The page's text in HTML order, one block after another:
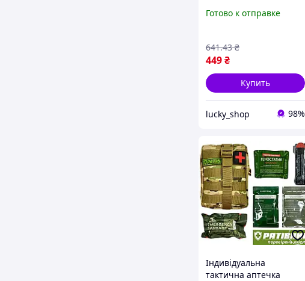
тактический
аптечка Multicam
Готово к отправке
449₴
641.43 ₴
Купить
lucky_shop 98%
Індивідуальна
тактична аптечка